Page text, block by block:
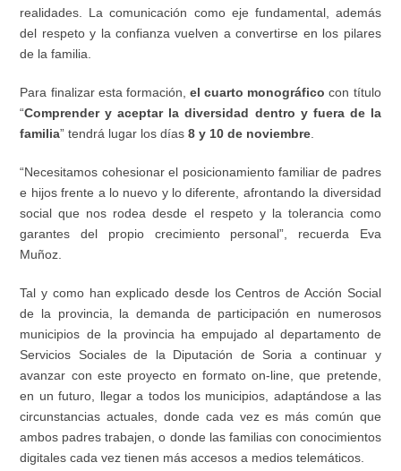
realidades. La comunicación como eje fundamental, además
del respeto y la confianza vuelven a convertirse en los pilares
de la familia.
Para finalizar esta formación, el cuarto monográfico con título
“Comprender y aceptar la diversidad dentro y fuera de la
familia” tendrá lugar los días8 y 10 de noviembre.
“Necesitamos cohesionar el posicionamiento familiar de padres
e hijos frente a lo nuevo y lo diferente, afrontando la diversidad
social que nos rodea desde el respeto y la tolerancia como
garantes del propio crecimiento personal”, recuerda Eva
Muñoz.
Tal y como han explicado desde los Centros de Acción Social
de la provincia, la demanda de participación en numerosos
municipios de la provincia ha empujado al departamento de
Servicios Sociales de la Diputación de Soria a continuar y
avanzar con este proyecto en formato on-line, que pretende,
en un futuro, llegar a todos los municipios, adaptándose a las
circunstancias actuales, donde cada vez es más común que
ambos padres trabajen, o donde las familias con conocimientos
digitales cada vez tienen más accesos a medios telemáticos.